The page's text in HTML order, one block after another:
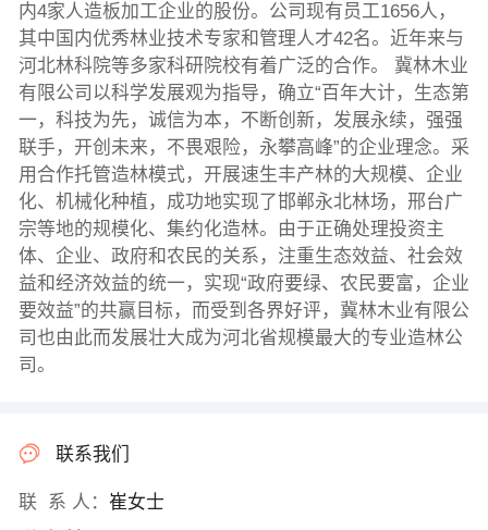
内4家人造板加工企业的股份。公司现有员工1656人，
其中国内优秀林业技术专家和管理人才42名。近年来与
河北林科院等多家科研院校有着广泛的合作。 冀林木业
有限公司以科学发展观为指导，确立“百年大计，生态第
一，科技为先，诚信为本，不断创新，发展永续，强强
联手，开创未来，不畏艰险，永攀高峰”的企业理念。采
用合作托管造林模式，开展速生丰产林的大规模、企业
化、机械化种植，成功地实现了邯郸永北林场，邢台广
宗等地的规模化、集约化造林。由于正确处理投资主
体、企业、政府和农民的关系，注重生态效益、社会效
益和经济效益的统一，实现“政府要绿、农民要富，企业
要效益”的共赢目标，而受到各界好评，冀林木业有限公
司也由此而发展壮大成为河北省规模最大的专业造林公
司。
联系我们
联 系 人： 崔女士